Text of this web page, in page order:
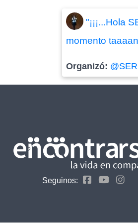
"¡¡¡...Hola
momento
Organizó:
Seguinos: